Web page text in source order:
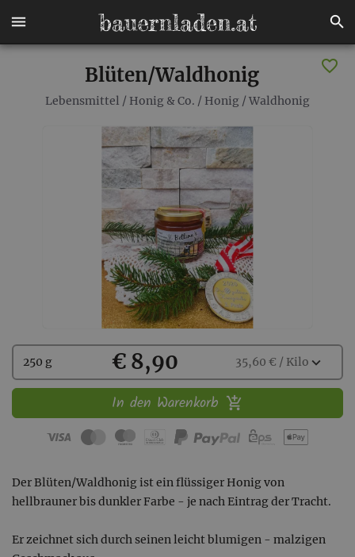
Blüten/Waldhonig
Lebensmittel / Honig & Co. / Honig / Waldhonig
Kaufen
Wählen
Sie
Menge
250 g € 8,90 35,60 € / Kiloexpand_more
In den Warenkorb
Der Blüten/Waldhonig ist ein flüssiger Honig von
hellbrauner bis dunkler Farbe - je nach Eintrag der Tracht.
Er zeichnet sich durch seinen leicht blumigen - malzigen